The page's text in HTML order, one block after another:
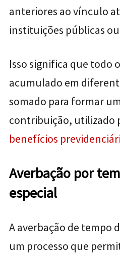
anteriores ao vínculo
instituições públicas
Isso significa que todo
acumulado em
somado para formar
contribuição, utilizado
benefícios
Averbação por
especial
A averbação de tempo
um processo que